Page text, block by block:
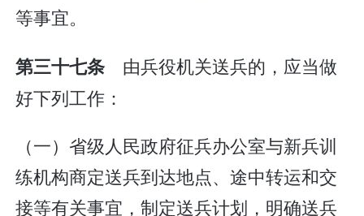
等事宜。
第三十七条 由兵役机关送兵的，应当做
好下列工作：
（一）省级人民政府征兵办公室与新兵训
练机构商定送兵到达地点、途中转运和交
接等有关事宜，制定送兵计划，明确送兵